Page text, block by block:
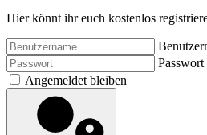
Hier könnt ihr euch kostenlos
Passwort
Angemeldet bleiben